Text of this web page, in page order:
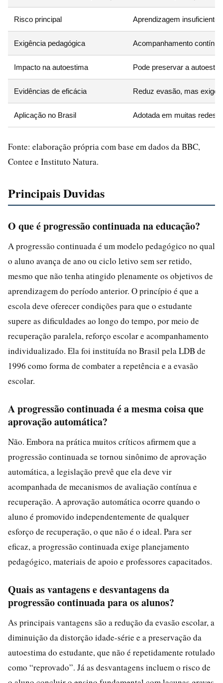
Risco principal Aprendizagem insuficiente
Exigência pedagógica Acompanhamento
Impacto na autoestima Pode preservar a
Evidências de eficácia Reduz evasão, mas exige
Aplicação no Brasil Adotada em muitas redes
Fonte: elaboração própria com base em dados da BBC,
Contee e Instituto Natura.
Principais Duvidas
O que é progressão continuada na educação?
A progressão continuada é um modelo pedagógico no qual
o aluno avança de ano ou ciclo letivo sem ser retido,
mesmo que não tenha atingido plenamente os objetivos de
aprendizagem do período anterior. O princípio é que a
escola deve oferecer condições para que o estudante
supere as dificuldades ao longo do tempo, por meio de
recuperação paralela, reforço escolar e acompanhamento
individualizado. Ela foi instituída no Brasil pela LDB de
1996 como forma de combater a repetência e a evasão
escolar.
A progressão continuada é a mesma coisa que
aprovação automática?
Não. Embora na prática muitos críticos afirmem que a
progressão continuada se tornou sinônimo de aprovação
automática, a legislação prevê que ela deve vir
acompanhada de mecanismos de avaliação contínua e
recuperação. A aprovação automática ocorre quando o
aluno é promovido independentemente de qualquer
esforço de recuperação, o que não é o ideal. Para ser
eficaz, a progressão continuada exige planejamento
pedagógico, materiais de apoio e professores capacitados.
Quais as vantagens e desvantagens da
progressão continuada para os alunos?
As principais vantagens são a redução da evasão escolar, a
diminuição da distorção idade-série e a preservação da
autoestima do estudante, que não é repetidamente rotulado
como “reprovado”. Já as desvantagens incluem o risco de